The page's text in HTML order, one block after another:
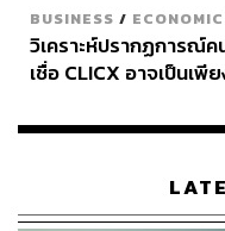
ผ่านแอปพลิเคชันต่างๆ
ปัญญาประดิษฐ์
หุ้น
นิเวศน์ เหม
BUSINESS / ECONOMIC
วิเคราะห์ปรากฏการณ์
เชื่อ CLICX อาจเป็นเพี
เรือนไทยที่ถูกซุกไว้